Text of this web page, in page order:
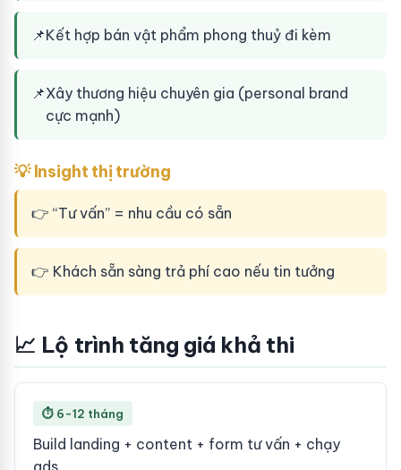
📌Kết hợp bán vật phẩm phong thuỷ đi kèm
📌Xây thương hiệu chuyên gia (personal brand
cực mạnh)
💡 Insight thị trường
👉 “Tư vấn” = nhu cầu có sẵn
👉 Khách sẵn sàng trả phí cao nếu tin tưởng
📈 Lộ trình tăng giá khả thi
⏱ 6-12 tháng
Build landing + content + form tư vấn + chạy
ads